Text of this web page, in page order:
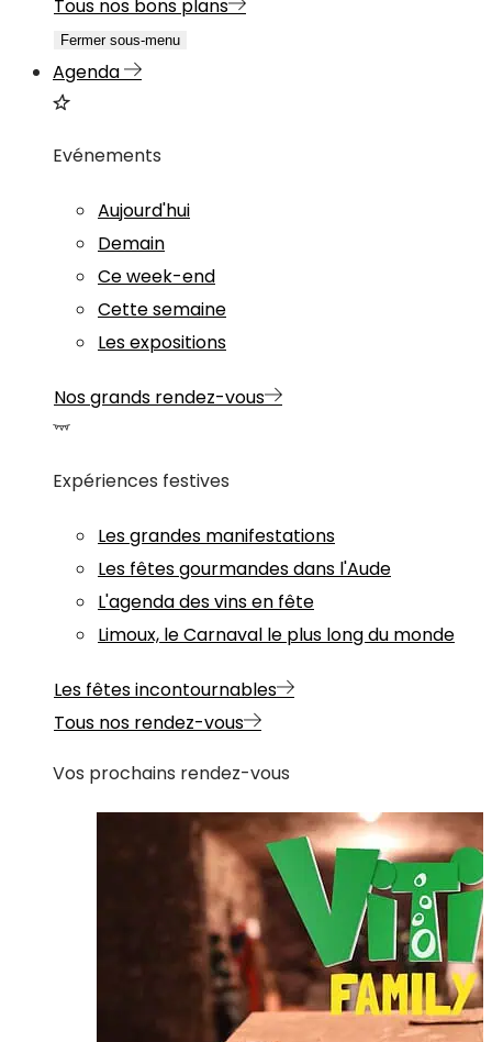
Tous nos bons plans
Fermer sous-menu
Agenda
Evénements
Aujourd'hui
Demain
Ce week-end
Cette semaine
Les expositions
Nos grands rendez-vous
Expériences festives
Les grandes manifestations
Les fêtes gourmandes dans l'Aude
L'agenda des vins en fête
Limoux, le Carnaval le plus long du monde
Les fêtes incontournables
Tous nos rendez-vous
Vos prochains rendez-vous